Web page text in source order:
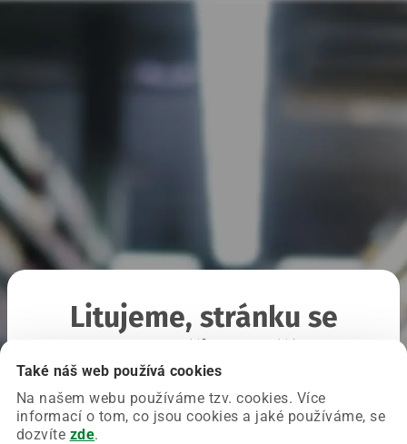
Také náš web používá cookies
Na našem webu používáme tzv. cookies. Více
informací o tom, co jsou cookies a jaké používáme, se
dozvíte zde.
Litujeme, stránku se
Chyba nastala na naší straně a už ji opravujeme.
Zkuste prosím znovu načíst požadovanou stránku.